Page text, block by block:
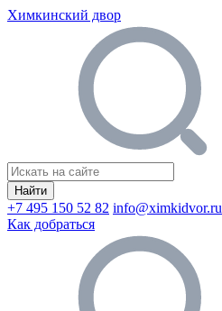
Химкинский двор
Найти
+7 495 150 52 82 info@ximkidvor.ru
Как добраться